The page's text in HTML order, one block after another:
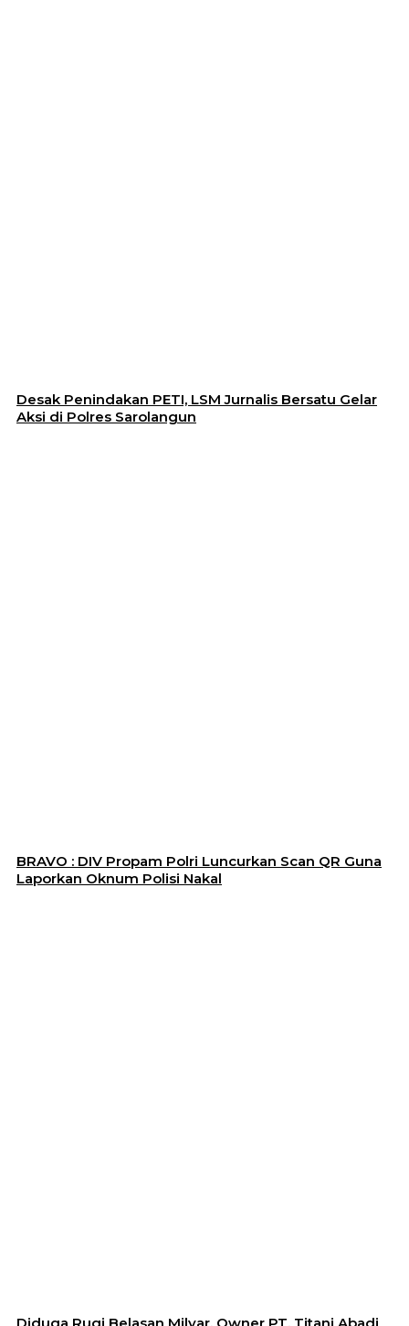
Desak Penindakan PETI, LSM Jurnalis Bersatu Gelar
Aksi di Polres Sarolangun
BRAVO : DIV Propam Polri Luncurkan Scan QR Guna
Laporkan Oknum Polisi Nakal